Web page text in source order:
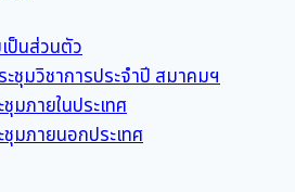
ป็นส่วนตัว
ชุมวิชาการประจำปี สมาคมฯ
มภายในประเทศ
ชุมภายนอกประเทศ